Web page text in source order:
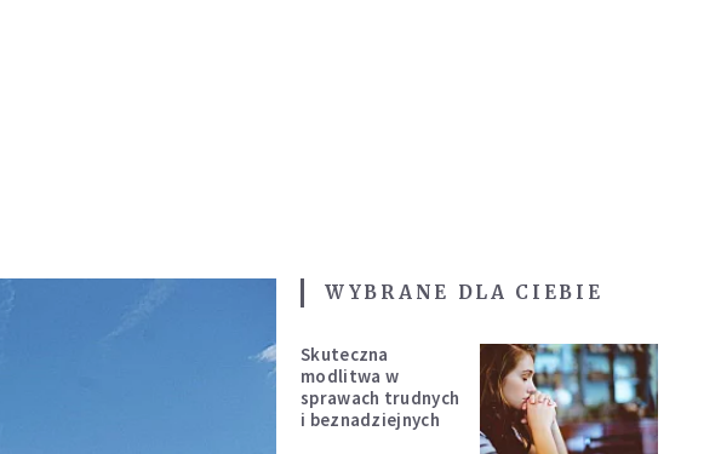
WYBRANE DLA CIEBIE
Skuteczna
modlitwa w
sprawach trudnych
i beznadziejnych